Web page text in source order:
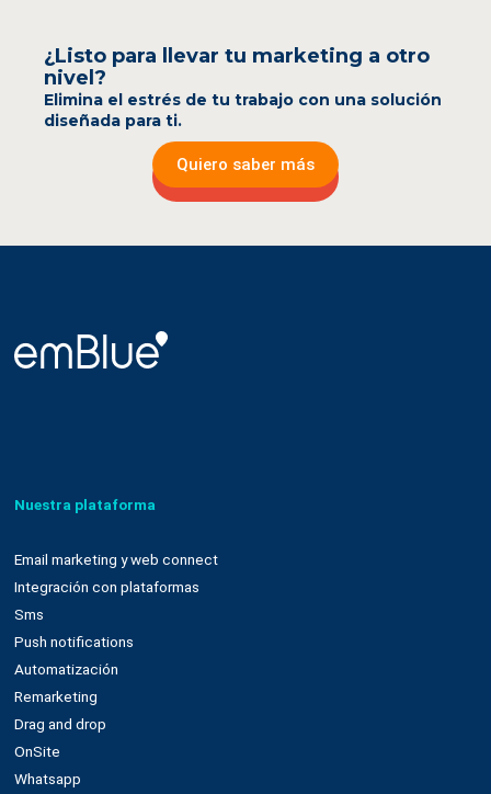
¿Listo para llevar tu marketing a otro
nivel?
Elimina el estrés de tu trabajo con una solución
diseñada para ti.
Quiero saber más